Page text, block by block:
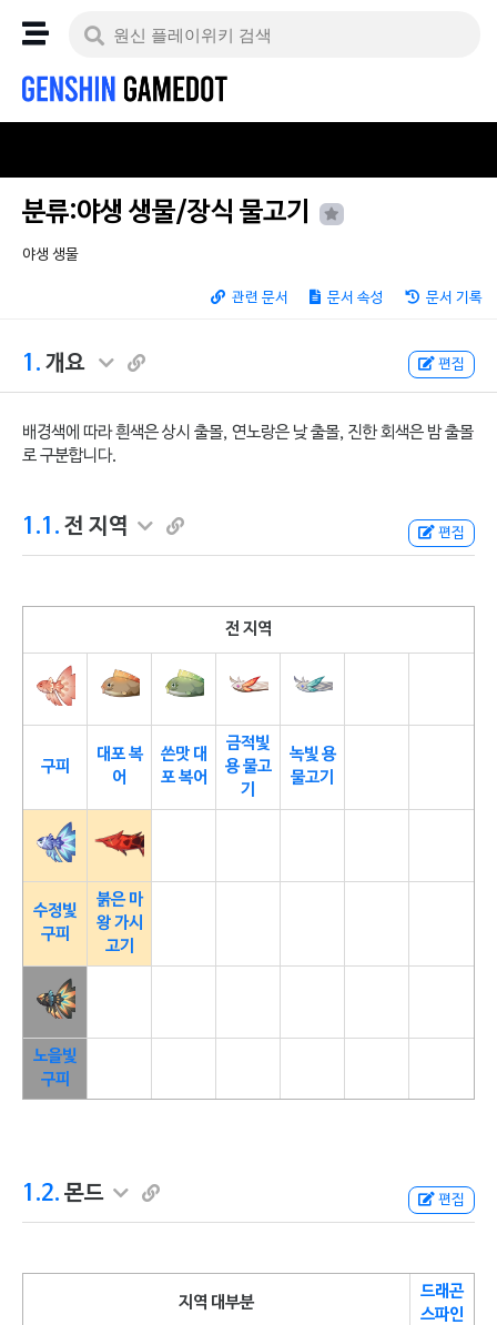
분류:야생 생물/장식 물고기
야생 생물
관련 문서 문서 속성 문서 기록
1. 개요 편집
배경색에 따라 흰색은 상시 출몰, 연노랑은 낮 출몰, 진한 회색은 밤 출몰
로 구분합니다.
1.1. 전 지역 편집
전 지역
구피
대포 복
어
쓴맛 대
포 복어
금적빛
용 물고
기
녹빛 용
물고기
수정빛
구피
붉은 마
왕 가시
고기
노을빛
구피
1.2. 몬드 편집
지역 대부분
드래곤
스파인